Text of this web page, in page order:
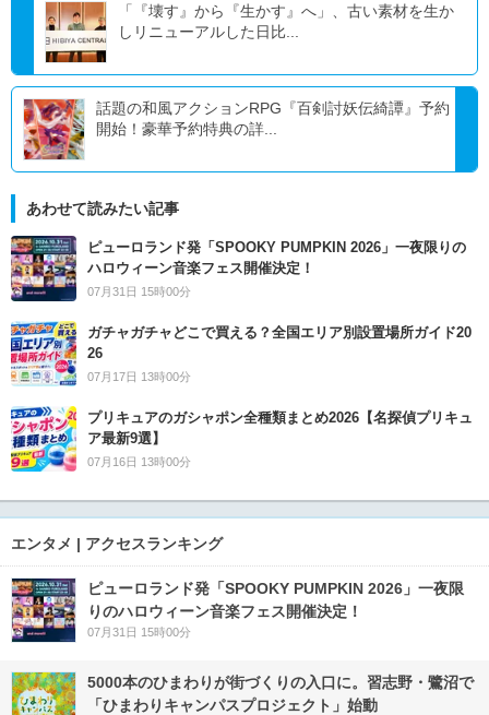
「『壊す』から『生かす』へ」、古い素材を生か
しリニューアルした日比...
話題の和風アクションRPG『百剣討妖伝綺譚』予約
開始！豪華予約特典の詳...
あわせて読みたい記事
ピューロランド発「SPOOKY PUMPKIN 2026」一夜限りの
ハロウィーン音楽フェス開催決定！
07月31日 15時00分
ガチャガチャどこで買える？全国エリア別設置場所ガイド20
26
07月17日 13時00分
プリキュアのガシャポン全種類まとめ2026【名探偵プリキュ
ア最新9選】
07月16日 13時00分
エンタメ | アクセスランキング
ピューロランド発「SPOOKY PUMPKIN 2026」一夜限
りのハロウィーン音楽フェス開催決定！
07月31日 15時00分
5000本のひまわりが街づくりの入口に。習志野・鷺沼で
「ひまわりキャンパスプロジェクト」始動